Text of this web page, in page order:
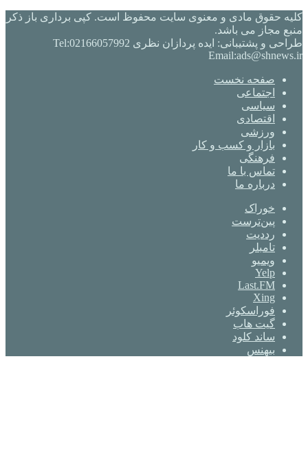
کلیه حقوق مادی و معنوی سایت محفوظ است. کپی برداری باز ذکر
منبع مجاز می باشد.
طراحی و پشتیبانی: ایده پردازان نظری Tel:02166057992
Email:ads@shnews.ir
صفحه نخست
اجتماعی
سیاسی
اقتصادی
ورزشی
بازار و کسب و کار
فرهنگی
تماس با ما
درباره ما
خوراک
‫پین‌ترست
‫رددیت
‫تامبلر
ویمیو
Yelp
Last.FM
Xing
فوراسکوئر
گیت ‌هاب
ساند کلود
بیهنس